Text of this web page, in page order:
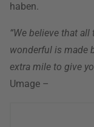
haben.
“We believe that
wonderful is made
extra mile to give
Umage –